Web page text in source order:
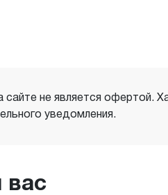
не является офертой.
уведомления.
вас